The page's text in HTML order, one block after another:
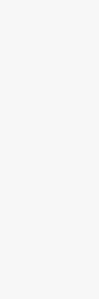
Prix :
Loyer :
Dans
Cheraga, le